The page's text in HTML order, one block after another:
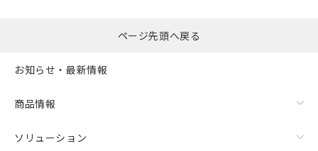
ページ先頭へ戻る
お知らせ・最新情報
商品情報
ソリューション